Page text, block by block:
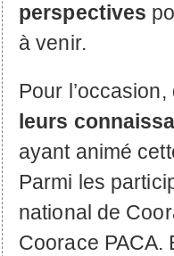
perspectives
à venir.
Pour
leurs
ayant animé
Parmi les
national de
Coorace PACA.